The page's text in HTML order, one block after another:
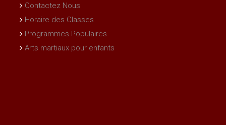
Contactez Nous
Horaire des Classes
Programmes Populaires
Arts martiaux pour enfants